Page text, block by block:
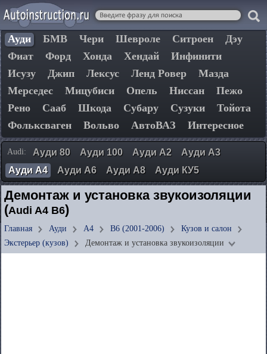
Ауди БМВ Чери Шевроле Ситроен
Дэу
Фиат
Форд Хонда Хендай
Инфинити
Исузу
Джип Лексус Ленд Ровер
Мазда
Мерседес
Мицубиси Опель Ниссан
Пежо
Рено
Сааб Шкода Субару Сузуки
Тойота
Фольксваген
Вольво АвтоВАЗ Интересное
Audi: Ауди 80 Ауди 100 Ауди А2
Ауди А3
Ауди А4
Ауди А6 Ауди А8 Ауди КУ5
Демонтаж и установка звукоизоляции
(Audi A4 B6)
Главная Ауди А4 B6 (2001-2006)
Кузов и салон
Экстерьер (кузов)
Демонтаж и установка звукоизоляции